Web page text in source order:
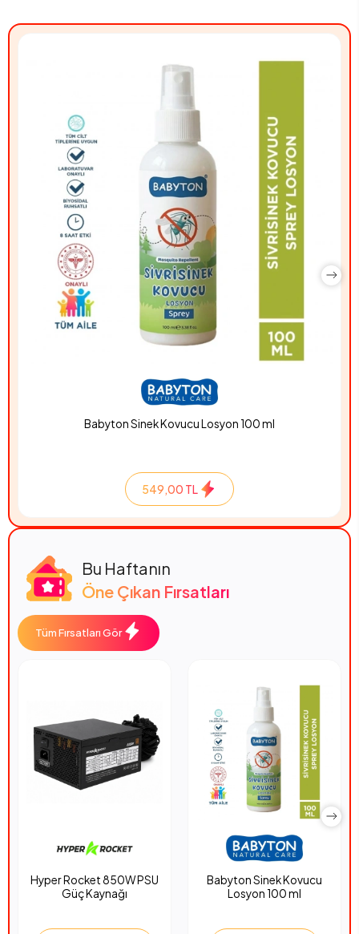
Babyton Sinek Kovucu Losyon 100 ml
549,00 TL
Bu Haftanın
Öne Çıkan Fırsatları
Tüm Fırsatları Gör
Hyper Rocket 850W PSU
Güç Kaynağı
Babyton Sinek Kovucu
Losyon 100 ml